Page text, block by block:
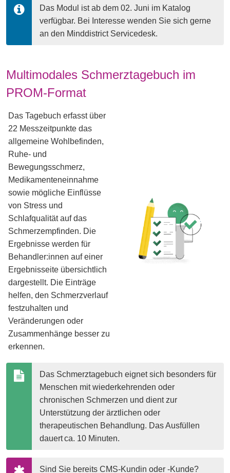
Das Modul ist ab dem 02. Juni im Katalog
verfügbar. Bei Interesse wenden Sie sich gerne
an den Minddistrict Servicedesk.
Multimodales Schmerztagebuch im
PROM-Format
Das Tagebuch erfasst über
22 Messzeitpunkte das
allgemeine Wohlbefinden,
Ruhe- und
Bewegungsschmerz,
Medikamenteneinnahme
sowie mögliche Einflüsse
von Stress und
Schlafqualität auf das
Schmerzempfinden. Die
Ergebnisse werden für
Behandler:innen auf einer
Ergebnisseite übersichtlich
dargestellt. Die Einträge
helfen, den Schmerzverlauf
festzuhalten und
Veränderungen oder
Zusammenhänge besser zu
erkennen.
Das Schmerztagebuch eignet sich besonders für
Menschen mit wiederkehrenden oder
chronischen Schmerzen und dient zur
Unterstützung der ärztlichen oder
therapeutischen Behandlung. Das Ausfüllen
dauert ca. 10 Minuten.
Sind Sie bereits CMS-Kundin oder -Kunde?